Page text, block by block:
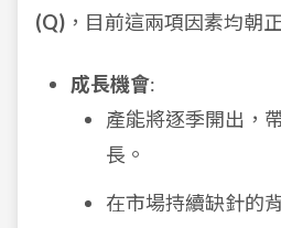
(Q) ，目前這兩項因素均朝
成長機會:
產能將逐季開出，
長。
在市場持續缺針的